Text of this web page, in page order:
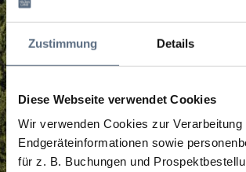
Zustimmung Details
Diese Webseite verwendet Cookies
Wir verwenden Cookies zur Verarbeitung
Endgeräteinformationen sowie
für z. B. Buchungen und